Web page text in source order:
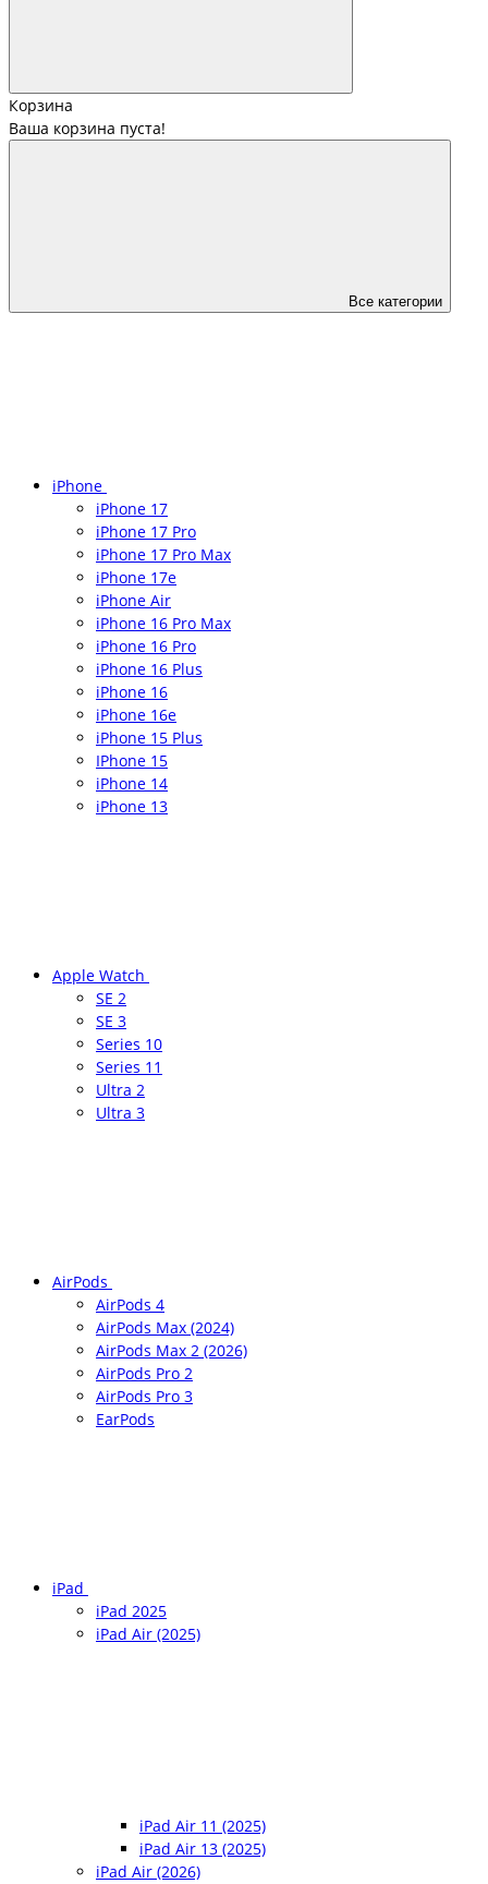
Корзина
Ваша корзина пуста!
Все категории
iPhone
iPhone 17
iPhone 17 Pro
iPhone 17 Pro Max
iPhone 17e
iPhone Air
iPhone 16 Pro Max
iPhone 16 Pro
iPhone 16 Plus
iPhone 16
iPhone 16e
iPhone 15 Plus
IPhone 15
iPhone 14
iPhone 13
Apple Watch
SE 2
SE 3
Series 10
Series 11
Ultra 2
Ultra 3
AirPods
AirPods 4
AirPods Max (2024)
AirPods Max 2 (2026)
AirPods Pro 2
AirPods Pro 3
EarPods
iPad
iPad 2025
iPad Air (2025)
iPad Air 11 (2025)
iPad Air 13 (2025)
iPad Air (2026)